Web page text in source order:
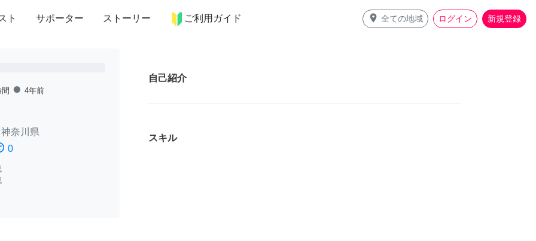
ト サポーター ストーリー ご利用ガイド place 全ての地域 ログイン 新規登録
インテリア 趣味・習い事 ペット 料理
fiber_manual_record 4年前
神奈川県
0
自己紹介
スキル